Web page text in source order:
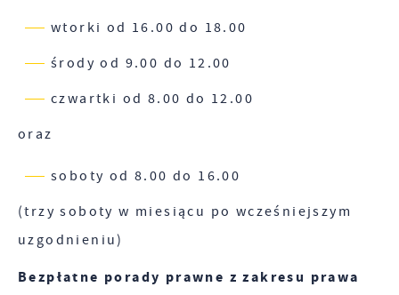
wtorki od 16.00 do 18.00
środy od 9.00 do 12.00
czwartki od 8.00 do 12.00
oraz
soboty od 8.00 do 16.00
(trzy soboty w miesiącu po wcześniejszym
uzgodnieniu)
Bezpłatne porady prawne z zakresu prawa
nam na ocenę naszych serwisów internetowych
pod względem ich popularności wśród
przetwarzane w formie zanonimizowanej.
gwarantuje dostępność wszystkich
funkcjonalności.
Dzięki reklamowym plikom cookies prezentujemy
Ci najciekawsze informacje i aktualności na
Ci naszych komunikatów na podstawie analizy
dotyczących przeglądanej witryny internetowej.
Treści promocyjne mogą pojawić się na stronach
podmiotów trzecich lub firm będących naszymi